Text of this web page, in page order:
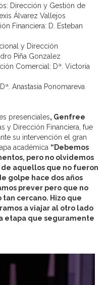
Dirección y Gestión de
Álvarez Vallejos
Financiera: D. Esteban
y Dirección
Piña Gonzalez
Comercial: Dª. Victoria
Anastasia Ponomareva
presenciales, Genfree
y Dirección Financiera, fue
su intervención el gran
académica “Debemos
pero no olvidemos
aquellos que no fueron
golpe hace dos años
prever pero que no
cercano. Hizo que
a viajar al otro lado
etapa que seguramente